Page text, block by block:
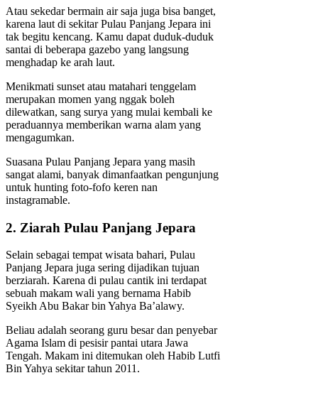
Atau sekedar bermain air saja juga bisa banget,
karena laut di sekitar Pulau Panjang Jepara ini
tak begitu kencang. Kamu dapat duduk-duduk
santai di beberapa gazebo yang langsung
menghadap ke arah laut.
Menikmati sunset atau matahari tenggelam
merupakan momen yang nggak boleh
dilewatkan, sang surya yang mulai kembali ke
peraduannya memberikan warna alam yang
mengagumkan.
Suasana Pulau Panjang Jepara yang masih
sangat alami, banyak dimanfaatkan pengunjung
untuk hunting foto-fofo keren nan
instagramable.
2. Ziarah Pulau Panjang Jepara
Selain sebagai tempat wisata bahari, Pulau
Panjang Jepara juga sering dijadikan tujuan
berziarah. Karena di pulau cantik ini terdapat
sebuah makam wali yang bernama Habib
Syeikh Abu Bakar bin Yahya Ba’alawy.
Beliau adalah seorang guru besar dan penyebar
Agama Islam di pesisir pantai utara Jawa
Tengah. Makam ini ditemukan oleh Habib Lutfi
Bin Yahya sekitar tahun 2011.